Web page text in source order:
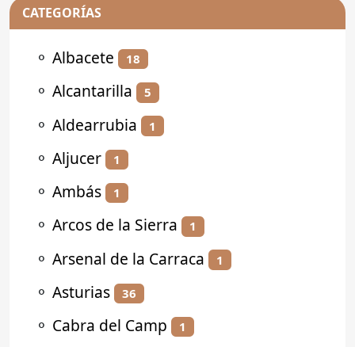
CATEGORÍAS
⚬ Albacete 18
⚬ Alcantarilla 5
⚬ Aldearrubia 1
⚬ Aljucer 1
⚬ Ambás 1
⚬ Arcos de la Sierra 1
⚬ Arsenal de la Carraca 1
⚬ Asturias 36
⚬ Cabra del Camp 1